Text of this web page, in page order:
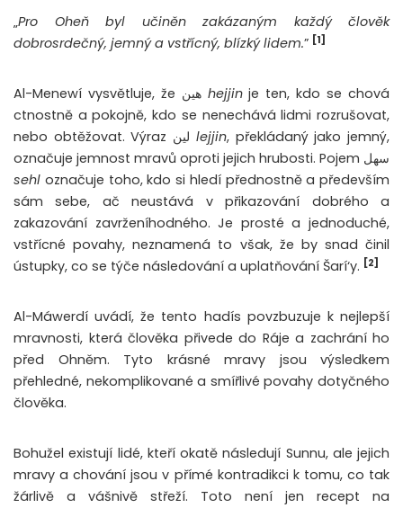
„Pro Oheň byl učiněn zakázaným každý člověk
dobrosrdečný, jemný a vstřícný, blízký lidem.” [1]
Al-Menewí vysvětluje, že هين hejjinje ten, kdo se chová
ctnostně a pokojně, kdo se nenechává lidmi rozrušovat,
lejjin, překládaný jako jemný,
označuje jemnost mravů oproti jejich hrubosti. Pojem سهل
sehl označuje toho, kdo si hledí přednostně a především
sám sebe, ač neustává v přikazování dobrého a
zakazování zavrženíhodného. Je prosté a jednoduché,
vstřícné povahy, neznamená to však, že by snad činil
ústupky, co se týče následování a uplatňování Šarí‘y. [2]
Al-Máwerdí uvádí, že tento hadís povzbuzuje k nejlepší
mravnosti, která člověka přivede do Ráje a zachrání ho
před Ohněm. Tyto krásné mravy jsou výsledkem
přehledné, nekomplikované a smířlivé povahy dotyčného
člověka.
Bohužel existují lidé, kteří okatě následují Sunnu, ale jejich
mravy a chování jsou v přímé kontradikci k tomu, co tak
žárlivě a vášnivě střeží. Toto není jen recept na